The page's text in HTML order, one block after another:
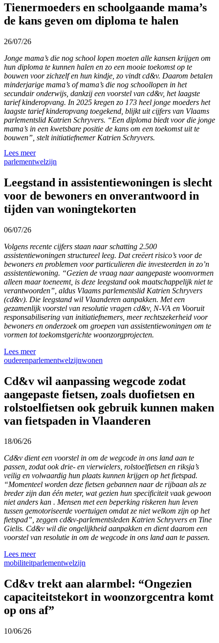
Tienermoeders en schoolgaande mama’s
de kans geven om diploma te halen
26/07/26
Jonge mama’s die nog school lopen moeten alle kansen krijgen om
hun diploma te kunnen halen en zo een mooie toekomst op te
bouwen voor zichzelf en hun kindje, zo vindt cd&v. Daarom betalen
minderjarige mama’s of mama’s die nog schoollopen in het
secundair onderwijs, dankzij een voorstel van cd&v, het laagste
tarief kinderopvang. In 2025 kregen zo 173 heel jonge moeders het
laagste tarief kinderopvang toegekend, blijkt uit cijfers van Vlaams
parlementslid Katrien Schryvers. “Een diploma biedt voor die jonge
mama’s in een kwetsbare positie de kans om een toekomst uit te
bouwen”, stelt initiatiefnemer Katrien Schryvers.
Lees meer
parlementwelzijn
Leegstand in assistentiewoningen is slecht
voor de bewoners en onverantwoord in
tijden van woningtekorten
06/07/26
Volgens recente cijfers staan naar schatting 2.500
assistentiewoningen structureel leeg. Dat creëert risico’s voor de
bewoners en problemen voor particulieren die investeerden in zo’n
assistentiewoning. “Gezien de vraag naar aangepaste woonvormen
alleen maar toeneemt, is deze leegstand ook maatschappelijk niet te
verantwoorden”, aldus Vlaams parlementslid Katrien Schryvers
(cd&v). Die leegstand wil Vlaanderen aanpakken. Met een
gezamenlijk voorstel van resolutie vragen cd&v, N-VA en Vooruit
responsabilisering van initiatiefnemers, meer rechtszekerheid voor
bewoners en onderzoek om groepen van assistentiewoningen om te
vormen tot toekomstgerichte woonzorgprojecten.
Lees meer
ouderenparlementwelzijnwonen
Cd&v wil aanpassing wegcode zodat
aangepaste fietsen, zoals duofietsen en
rolstoelfietsen ook gebruik kunnen maken
van fietspaden in Vlaanderen
18/06/26
Cd&v dient een voorstel in om de wegcode in ons land aan te
passen, zodat ook drie- en vierwielers, rolstoelfietsen en riksja’s
veilig en volwaardig hun plaats kunnen krijgen op het fietspad.
“Momenteel worden deze fietsen gebannen naar de rijbaan als ze
breder zijn dan één meter, wat gezien hun specificiteit vaak gewoon
niet anders kan . Mensen met een beperking riskeren hun leven
tussen gemotoriseerde voertuigen omdat ze niet welkom zijn op het
fietspad”, zeggen cd&v-parlementsleden Katrien Schryvers en Tine
Gielis. Cd&v wil die ongelijkheid aanpakken en dient daarom een
voorstel van resolutie in om de wegcode in ons land aan te passen.
Lees meer
mobiliteitparlementwelzijn
Cd&v trekt aan alarmbel: “Ongezien
capaciteitstekort in woonzorgcentra komt
op ons af”
10/06/26